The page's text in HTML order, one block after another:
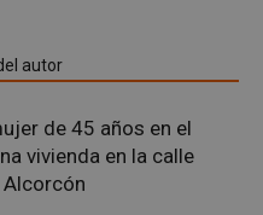
autor
de 45 años en el
vivienda en la calle
Alcorcón
Inc.
embed.bsky.app